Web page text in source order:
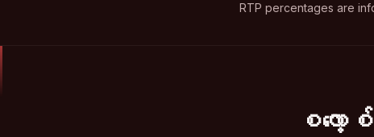
RTP percentages are
စလေ